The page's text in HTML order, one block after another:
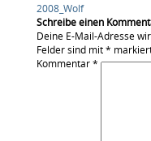
2008_Wolf
Schreibe einen
Deine E-Mail-Adresse
Felder sind mit*
Kommentar*